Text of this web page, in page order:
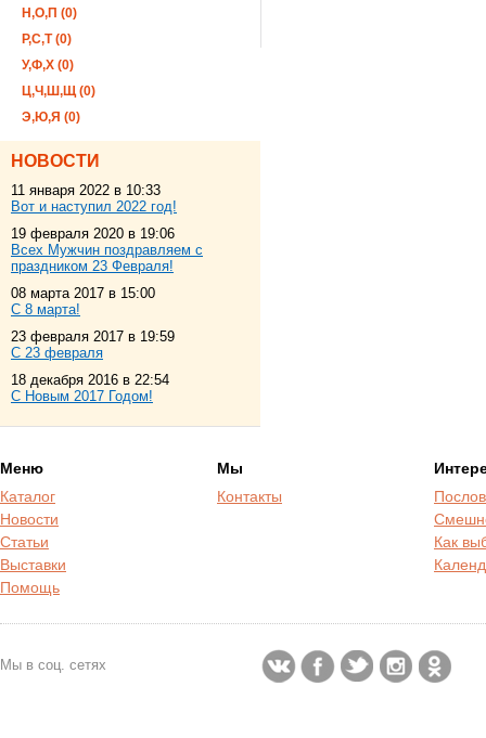
Н,О,П (0)
Р,С,Т (0)
У,Ф,Х (0)
Ц,Ч,Ш,Щ (0)
Э,Ю,Я (0)
НОВОСТИ
11 января 2022 в 10:33
Вот и наступил 2022 год!
19 февраля 2020 в 19:06
Всех Мужчин поздравляем с
праздником 23 Февраля!
08 марта 2017 в 15:00
С 8 марта!
23 февраля 2017 в 19:59
С 23 февраля
18 декабря 2016 в 22:54
С Новым 2017 Годом!
Меню
Каталог
Новости
Статьи
Выставки
Помощь
Мы
Контакты
Как
Мы в соц. сетях